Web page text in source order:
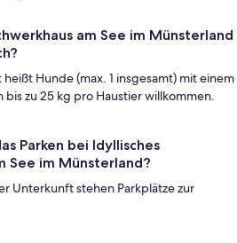
am See im Münsterland
Hunde (max. 1 insgesamt) mit einem
zu 25 kg pro Haustier willkommen.
Parken bei Idyllisches
See im Münsterland?
Unterkunft stehen Parkplätze zur